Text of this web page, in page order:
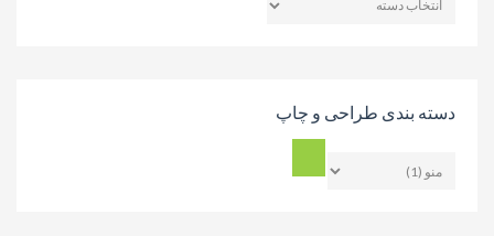
دسته بندی طراحی و چاپ